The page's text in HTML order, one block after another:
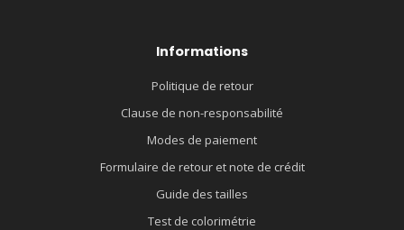
Informations
Politique de retour
Clause de non-responsabilité
Modes de paiement
Formulaire de retour et note de crédit
Guide des tailles
Test de colorimétrie